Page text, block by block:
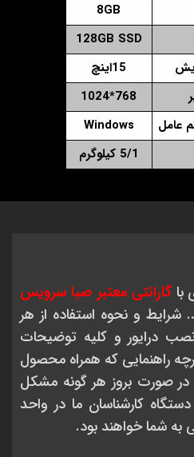
8GB
128GB SSD
15اینچ
768*1024
عامل
Windows
5/1 کیلوگرم
با گارانتی معتبر صبا سرویس
و نحوه استفاده از هر
درایور و کلیه توضیحات
راهنمایی که همراه محصول
در صورت بروز هر گونه مشکل
کارشناسان ما در واحد
به شما خواهند بود.